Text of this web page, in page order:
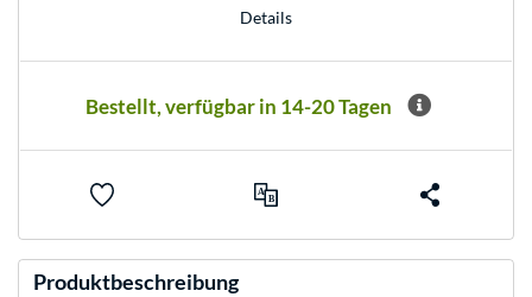
Details
Bestellt, verfügbar in 14-20 Tagen
Produktbeschreibung